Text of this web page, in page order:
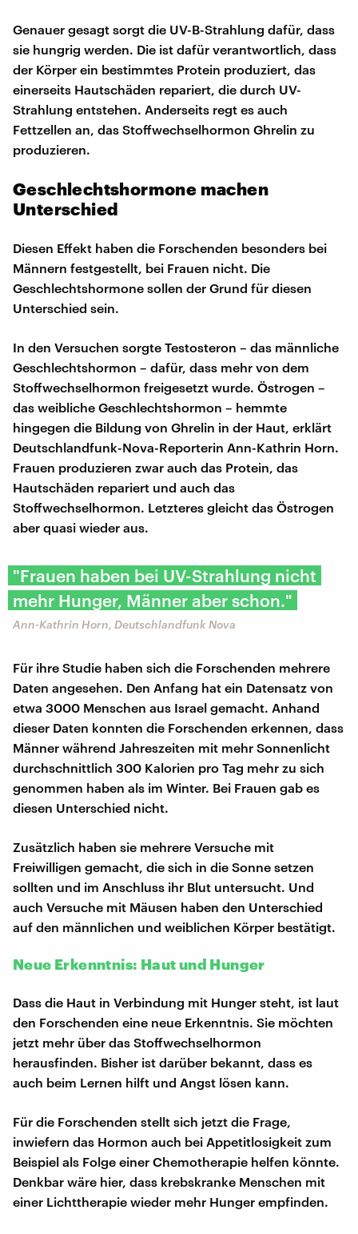
Genauer gesagt sorgt die UV-B-Strahlung dafür, dass
sie hungrig werden. Die ist dafür verantwortlich, dass
der Körper ein bestimmtes Protein produziert, das
einerseits Hautschäden repariert, die durch UV-
Strahlung entstehen. Anderseits regt es auch
Fettzellen an, das Stoffwechselhormon Ghrelin zu
produzieren.
Geschlechtshormone machen
Unterschied
Diesen Effekt haben die Forschenden besonders bei
Männern festgestellt, bei Frauen nicht. Die
Geschlechtshormone sollen der Grund für diesen
Unterschied sein.
In den Versuchen sorgte Testosteron – das männliche
Geschlechtshormon – dafür, dass mehr von dem
Stoffwechselhormon freigesetzt wurde. Östrogen –
das weibliche Geschlechtshormon – hemmte
hingegen die Bildung von Ghrelin in der Haut, erklärt
Deutschlandfunk-Nova-Reporterin Ann-Kathrin Horn.
Frauen produzieren zwar auch das Protein, das
Hautschäden repariert und auch das
Stoffwechselhormon. Letzteres gleicht das Östrogen
aber quasi wieder aus.
"Frauen haben bei UV-Strahlung nicht
mehr Hunger, Männer aber schon."
Ann-Kathrin Horn, Deutschlandfunk Nova
Für ihre Studie haben sich die Forschenden mehrere
Daten angesehen. Den Anfang hat ein Datensatz von
etwa 3000 Menschen aus Israel gemacht. Anhand
dieser Daten konnten die Forschenden erkennen, dass
Männer während Jahreszeiten mit mehr Sonnenlicht
durchschnittlich 300 Kalorien pro Tag mehr zu sich
genommen haben als im Winter. Bei Frauen gab es
diesen Unterschied nicht.
Zusätzlich haben sie mehrere Versuche mit
Freiwilligen gemacht, die sich in die Sonne setzen
sollten und im Anschluss ihr Blut untersucht. Und
auch Versuche mit Mäusen haben den Unterschied
auf den männlichen und weiblichen Körper bestätigt.
Neue Erkenntnis: Haut und Hunger
Dass die Haut in Verbindung mit Hunger steht, ist laut
den Forschenden eine neue Erkenntnis. Sie möchten
jetzt mehr über das Stoffwechselhormon
herausfinden. Bisher ist darüber bekannt, dass es
auch beim Lernen hilft und Angst lösen kann.
Für die Forschenden stellt sich jetzt die Frage,
inwiefern das Hormon auch bei Appetitlosigkeit zum
Beispiel als Folge einer Chemotherapie helfen könnte.
Denkbar wäre hier, dass krebskranke Menschen mit
einer Lichttherapie wieder mehr Hunger empfinden.